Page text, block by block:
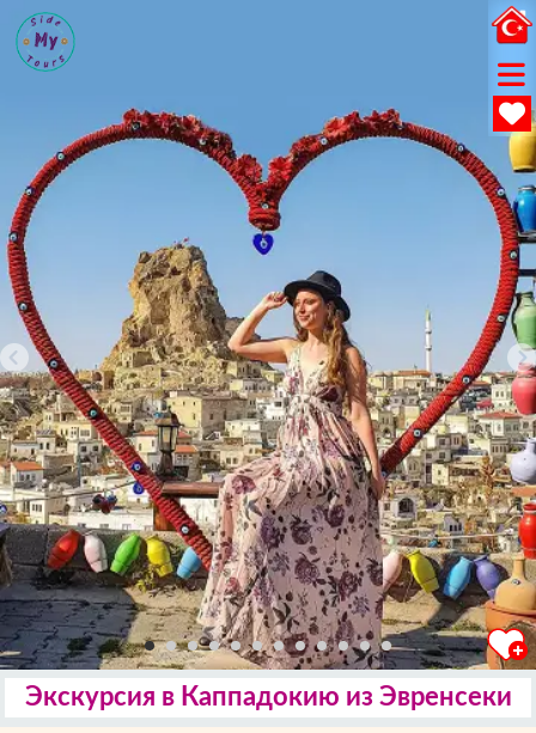
Экскурсия в Каппадокию из Эвренсеки